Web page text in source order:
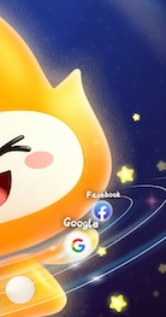
支持
支持 反对 [0]
八戒看书